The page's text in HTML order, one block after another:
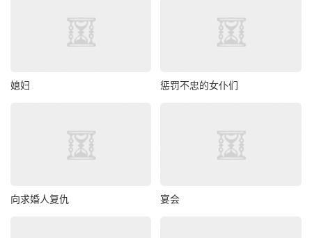
媳妇 惩罚不忠的女仆们
向求婚人复仇 宴会